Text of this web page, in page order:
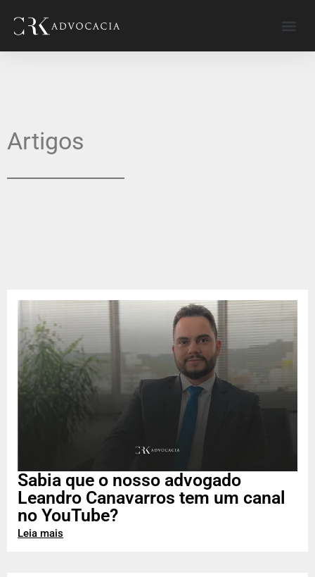
Artigos
Sabia que o nosso advogado
Leandro Canavarros tem um canal
no YouTube?
Leia mais